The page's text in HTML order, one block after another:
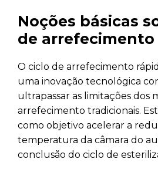
Noções básicas
de arrefecimento
O ciclo de arrefecimento
uma inovação tecnológica
ultrapassar as limitações dos
arrefecimento tradicionais.
como objetivo acelerar a
temperatura da câmara do
conclusão do ciclo de